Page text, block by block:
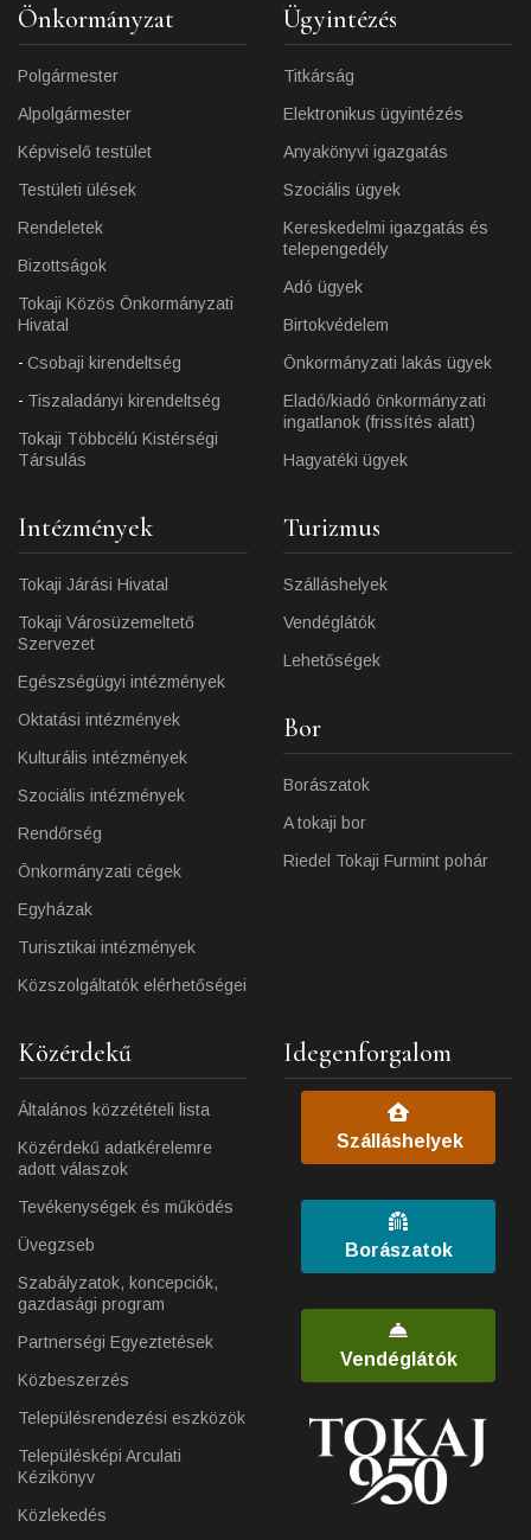
Önkormányzat
Polgármester
Alpolgármester
Képviselő testület
Testületi ülések
Rendeletek
Bizottságok
Tokaji Közös Önkormányzati
Hivatal
Csobaji kirendeltség
Tiszaladányi kirendeltség
Tokaji Többcélú Kistérségi
Társulás
Ügyintézés
Titkárság
Elektronikus ügyintézés
Anyakönyvi igazgatás
Szociális ügyek
Kereskedelmi igazgatás és
telepengedély
Adó ügyek
Birtokvédelem
Önkormányzati lakás ügyek
Eladó/kiadó önkormányzati
ingatlanok (frissítés alatt)
Hagyatéki ügyek
Intézmények
Tokaji Járási Hivatal
Tokaji Városüzemeltető
Szervezet
Egészségügyi intézmények
Oktatási intézmények
Kulturális intézmények
Szociális intézmények
Rendőrség
Önkormányzati cégek
Egyházak
Turisztikai intézmények
Közszolgáltatók elérhetőségei
Turizmus
Szálláshelyek
Vendéglátók
Lehetőségek
Bor
Borászatok
A tokaji bor
Riedel Tokaji Furmint pohár
Közérdekű
Általános közzétételi lista
Közérdekű adatkérelemre
adott válaszok
Tevékenységek és működés
Üvegzseb
Szabályzatok, koncepciók,
gazdasági program
Partnerségi Egyeztetések
Közbeszerzés
Településrendezési eszközök
Településképi Arculati
Kézikönyv
Közlekedés
Idegenforgalom
Szálláshelyek
Borászatok
Vendéglátók